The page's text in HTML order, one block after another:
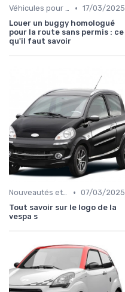
Véhicules pour Personnes à Mobilité Réduite • 17/03/2025
Louer un buggy homologué
pour la route sans permis : ce
qu'il faut savoir
Nouveautés et Tendances • 07/03/2025
Tout savoir sur le logo de la
vespa s